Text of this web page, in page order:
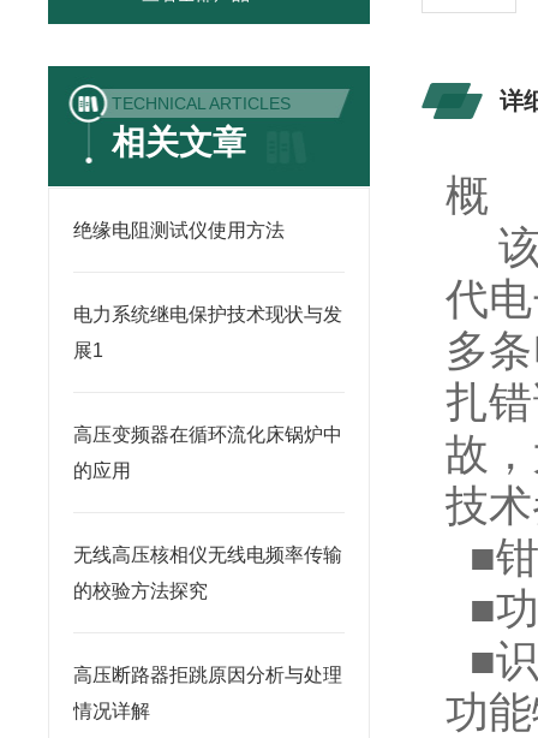
TECHNICAL ARTICLES
相关文章
绝缘电阻测试仪使用方法
电力系统继电保护技术现状与发
展1
高压变频器在循环流化床锅炉中
的应用
无线高压核相仪无线电频率传输
的校验方法探究
高压断路器拒跳原因分析与处理
情况详解
详
概
该
代
多
扎
故
技
■
■
■
功